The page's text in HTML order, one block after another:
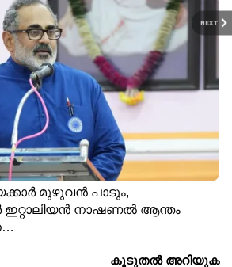
NEXT